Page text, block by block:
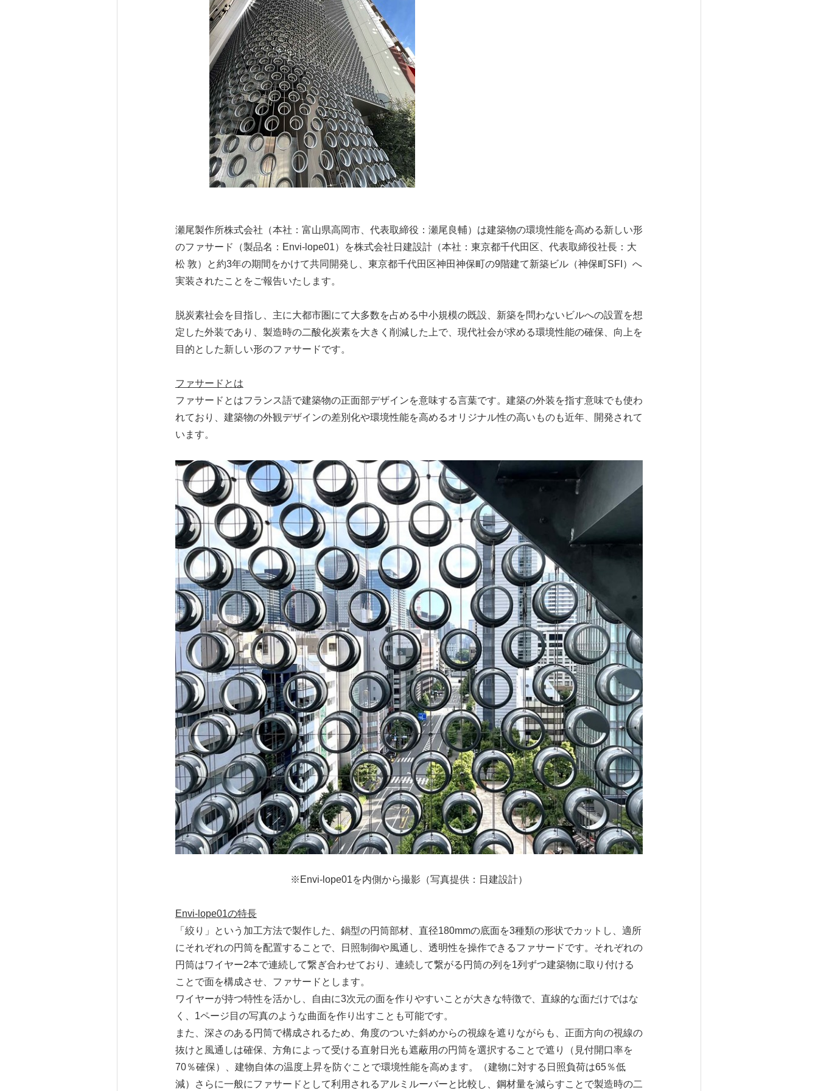
瀬尾製作所株式会社（本社：富山県高岡市、代表取締役：瀬尾良輔）は建築物の環境性能を高める新しい形
のファサード（製品名：Envi-lope01）を株式会社日建設計（本社：東京都千代田区、代表取締役社長：大
松 敦）と約3年の期間をかけて共同開発し、東京都千代田区神田神保町の9階建て新築ビル（神保町SFI）へ
実装されたことをご報告いたします。
脱炭素社会を目指し、主に大都市圏にて大多数を占める中小規模の既設、新築を問わないビルへの設置を想
定した外装であり、製造時の二酸化炭素を大きく削減した上で、現代社会が求める環境性能の確保、向上を
目的とした新しい形のファサードです。
ファサードとは
ファサードとはフランス語で建築物の正面部デザインを意味する言葉です。建築の外装を指す意味でも使わ
れており、建築物の外観デザインの差別化や環境性能を高めるオリジナル性の高いものも近年、開発されて
います。
※Envi-lope01を内側から撮影（写真提供：日建設計）
Envi-lope01の特長
「絞り」という加工方法で製作した、鍋型の円筒部材、直径180mmの底面を3種類の形状でカットし、適所
にそれぞれの円筒を配置することで、日照制御や風通し、透明性を操作できるファサードです。それぞれの
円筒はワイヤー2本で連続して繋ぎ合わせており、連続して繋がる円筒の列を1列ずつ建築物に取り付ける
ことで面を構成させ、ファサードとします。
ワイヤーが持つ特性を活かし、自由に3次元の面を作りやすいことが大きな特徴で、直線的な面だけではな
く、1ページ目の写真のような曲面を作り出すことも可能です。
また、深さのある円筒で構成されるため、角度のついた斜めからの視線を遮りながらも、正面方向の視線の
抜けと風通しは確保、方角によって受ける直射日光も遮蔽用の円筒を選択することで遮り（見付開口率を
70％確保）、建物自体の温度上昇を防ぐことで環境性能を高めます。（建物に対する日照負荷は65％低
減）さらに一般にファサードとして利用されるアルミルーバーと比較し、鋼材量を減らすことで製造時の二
Japanese